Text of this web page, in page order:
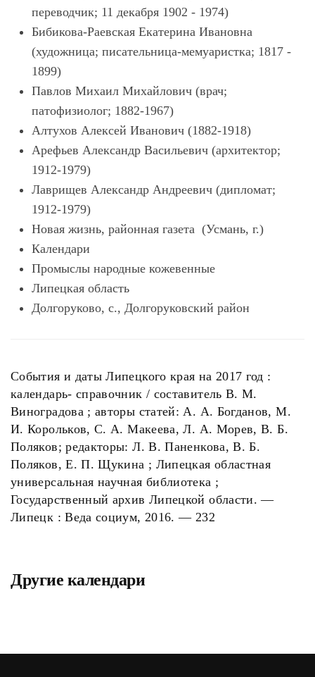
переводчик; 11 декабря 1902 - 1974)
Бибикова-Раевская Екатерина Ивановна
(художница; писательница-мемуаристка; 1817 -
1899)
Павлов Михаил Михайлович (врач;
патофизиолог; 1882-1967)
Алтухов Алексей Иванович (1882-1918)
Арефьев Александр Васильевич (архитектор;
1912-1979)
Лаврищев Александр Андреевич (дипломат;
1912-1979)
Новая жизнь, районная газета (Усмань, г.)
Календари
Промыслы народные кожевенные
Липецкая область
Долгоруково, с., Долгоруковский район
События и даты Липецкого края на 2017 год :
календарь- справочник / составитель В. М.
Виноградова ; авторы статей: А. А. Богданов, М.
И. Корольков, С. А. Макеева, Л. А. Морев, В. Б.
Поляков; редакторы: Л. В. Паненкова, В. Б.
Поляков, Е. П. Щукина ; Липецкая областная
универсальная научная библиотека ;
Государственный архив Липецкой области. —
Липецк : Веда социум, 2016. — 232
Другие календари